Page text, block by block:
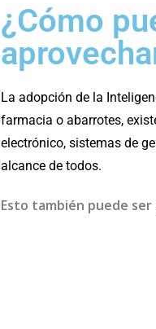
¿Cómo
La adopción de la
farmacia o abarrotes,
electrónico, sistemas de
alcance de todos.
Esto también puede